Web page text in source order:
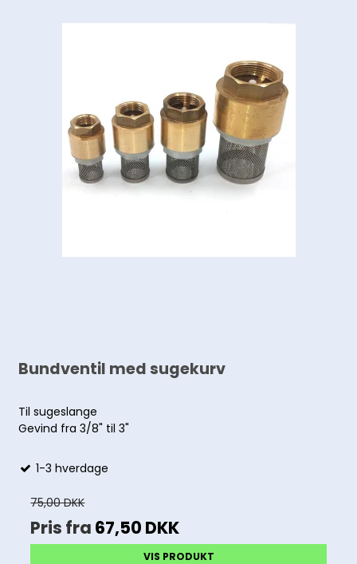
Bundventil med sugekurv
Til sugeslange
Gevind fra 3/8" til 3"
1-3 hverdage
75,00 DKK
Pris fra 67,50 DKK
VIS PRODUKT